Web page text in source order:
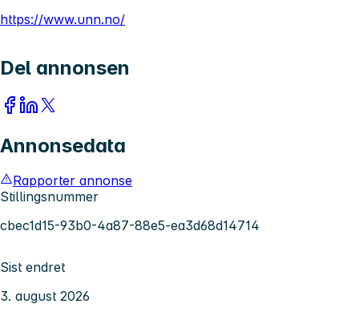
https://www.unn.no/
Del annonsen
Annonsedata
Rapporter annonse
Stillingsnummer
cbec1d15-93b0-4a87-88e5-ea3d68d14714
Sist endret
3. august 2026